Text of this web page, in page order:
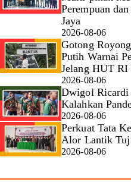
Perempuan
Jaya
2026-08-06
Gotong
Putih Warnai
Jelang HUT RI
2026-08-06
Dwigol
Kalahkan
2026-08-06
Perkuat Tata
Alor Lantik
2026-08-06